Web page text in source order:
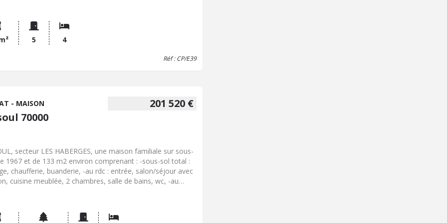
75.000 € Honoraires de négociation inclus à la charge de
: CP/E39,Coordonnées négociatrice :
PERRIER,Email :
carine.perrier.70045@notaires.fr
5 4
Réf : CP/E39
201 520 €
- MAISON
70000
secteur LES HABERGES, une maison familiale sur sous-
1967 et de 133 m2 environ comprenant : -sous-sol total :
chaufferie, buanderie, -au rdc : entrée, salon/séjour avec
cuisine meublée, 2 chambres, salle de bains, wc, -au
sa luminosité, ses 4 chambres, ses 2 salles de